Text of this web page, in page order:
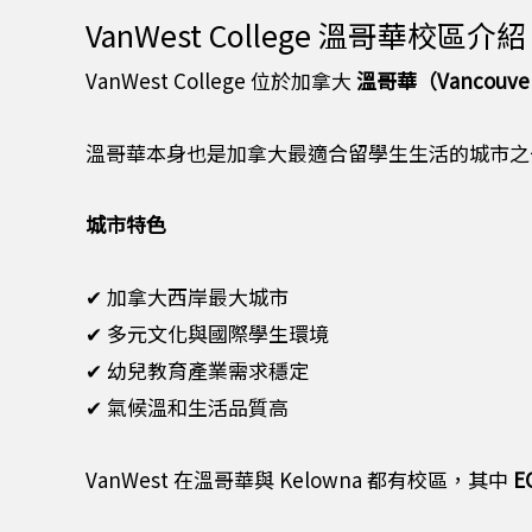
VanWest College 溫哥華校區介
VanWest College 位於加拿大 溫哥華（
溫哥華本身也是加拿大最適合留學生生活的城市
城市特色
✔ 加拿大西岸最大城市
✔ 多元文化與國際學生環境
✔ 幼兒教育產業需求穩定
✔ 氣候溫和生活品質高
VanWest 在溫哥華與 Kelowna 都有校區，其中